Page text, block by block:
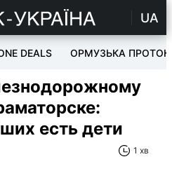
UA
DEALS ОРМУЗЬКА ПРОТОКА
есть дети
1 хв